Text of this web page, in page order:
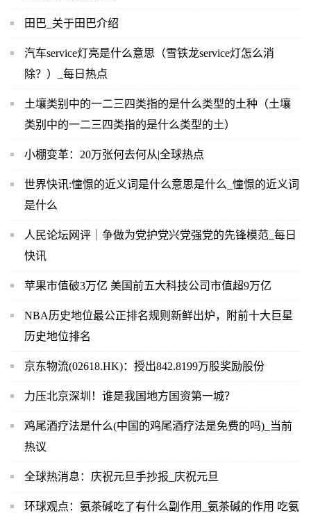
田巴_关于田巴介绍
汽车service灯亮是什么意思（雪铁龙service灯怎么消
除？）_每日热点
土壤类别中的一二三四类指的是什么类型的土种（土壤
类别中的一二三四类指的是什么类型的土）
小棚变革：20万张何去何从|全球热点
世界快讯:憧憬的近义词是什么意思是什么_憧憬的近义词
是什么
人民论坛网评｜争做为党护党兴党强党的先锋模范_每日
快讯
苹果市值破3万亿 美国前五大科技公司市值超9万亿
NBA历史地位最公正排名规则新鲜出炉，附前十大巨星
历史地位排名
京东物流(02618.HK)：授出842.8199万股奖励股份
力压北京深圳！谁是我国地方国资第一城？
鸡尾酒疗法是什么(中国的鸡尾酒疗法是免费的吗)_当前
热议
全球热消息：庆祝元旦手抄报_庆祝元旦
环球观点：氨茶碱吃了有什么副作用_氨茶碱的作用 吃氨